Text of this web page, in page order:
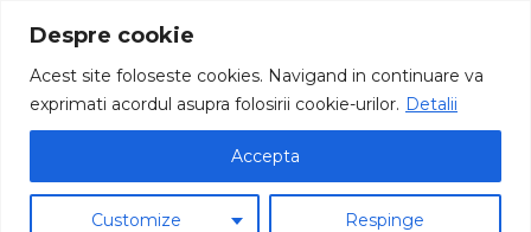
Despre cookie
Acest site foloseste cookies. Navigand in continuare va
exprimati acordul asupra folosirii cookie-urilor. Detalii
Customize Respinge
Accepta
Goidan Cristian G.